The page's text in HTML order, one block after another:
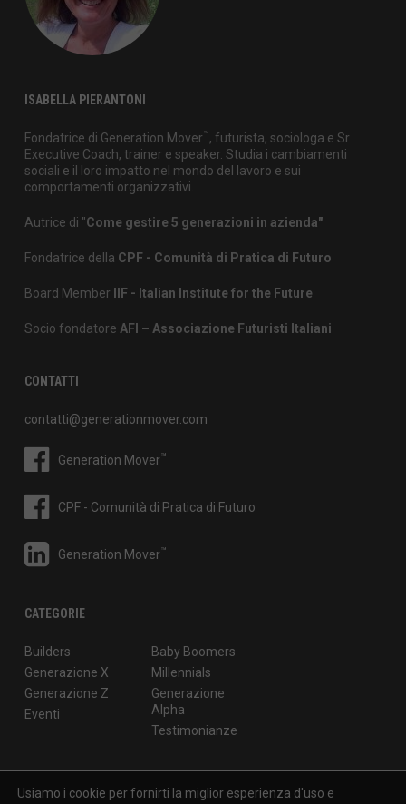
ISABELLA PIERANTONI
Fondatrice di Generation Mover™, futurista, sociologa e Sr
Executive Coach, trainer e speaker. Studia i cambiamenti
sociali e il loro impatto nel mondo del lavoro e sui
comportamenti organizzativi.
Autrice di "Come gestire 5 generazioni in azienda"
Fondatrice della CPF - Comunità di Pratica di Futuro
Board Member IIF - Italian Institute for the Future
Socio fondatore AFI – Associazione Futuristi Italiani
CONTATTI
contatti@generationmover.com
Generation Mover™
CPF - Comunità di Pratica di Futuro
Generation Mover™
CATEGORIE
Builders
Baby Boomers
Generazione X
Millennials
Generazione Z
Generazione
Alpha
Eventi
Testimonianze
Usiamo i cookie per fornirti la miglior esperienza d'uso e